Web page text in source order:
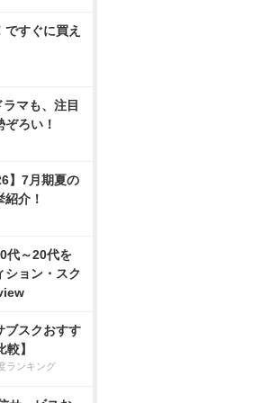
ですぐに買え
マも、注目
ろい！
】7月期夏の
介！
代～20代を
ション・スク
ブスクおすす
】
ランキング